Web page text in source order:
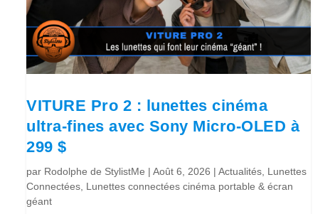
VITURE Pro 2 : lunettes cinéma
ultra-fines avec Sony Micro-OLED à
299 $
par Rodolphe de StylistMe |Août 6, 2026 |Actualités Lunettes
Connectées Lunettes connectées cinéma portable & écran
géant